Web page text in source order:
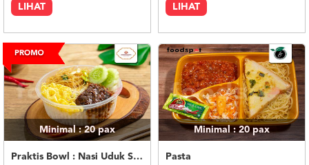
LIHAT LIHAT
Minimal : 20pax
Praktis Bowl : Nasi Uduk Semur Daging
Minimal : 20 pax
Pasta